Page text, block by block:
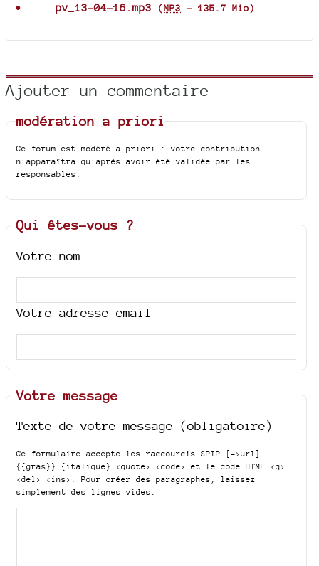
pv_13-04-16.mp3 (MP3 - 135.7 Mio)
Ajouter un commentaire
modération a priori
Ce forum est modéré a priori : votre contribution
n’apparaîtra qu’après avoir été validée par les
responsables.
Qui êtes-vous ?
Votre nom
Votre adresse email
Votre message
Texte de votre message (obligatoire)
Ce formulaire accepte les raccourcis SPIP
[->url]
{{gras}} {italique} <quote> <code>
et le code HTML <q>
<del> <ins> . Pour créer des paragraphes, laissez
simplement des lignes vides.